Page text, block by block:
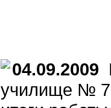
04.09.2009
училище №